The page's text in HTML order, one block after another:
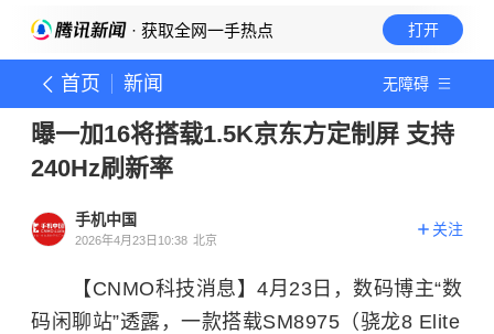
· 获取全网一手热点 打开
首页 新闻 无障碍
曝一加16将搭载1.5K京东方定制屏 支持
240Hz刷新率
手机中国
2026年4月23日10:38 北京
关注
【CNMO科技消息】4月23日，数码博主“数
码闲聊站”透露，一款搭载SM8975（骁龙8 Elite